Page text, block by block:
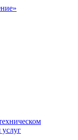
услуг